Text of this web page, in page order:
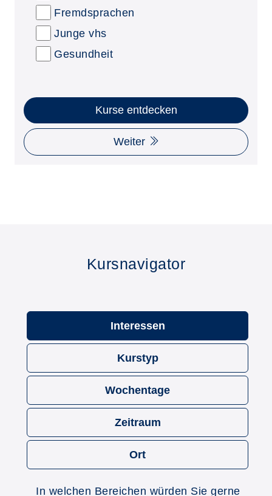
Fremdsprachen
Junge vhs
Gesundheit
Kurse entdecken
Weiter
Kursnavigator
Interessen
Kurstyp
Wochentage
Zeitraum
Ort
In welchen Bereichen würden Sie gerne